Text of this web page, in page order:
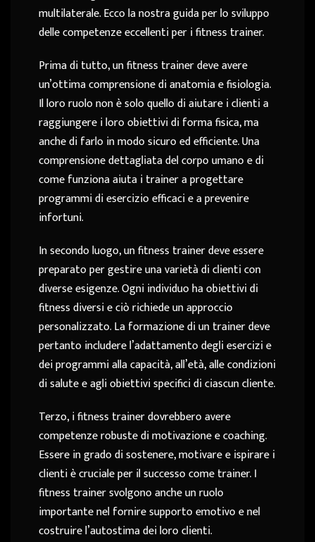
multilaterale. Ecco la nostra guida per lo sviluppo
delle competenze eccellenti per i fitness trainer.
Prima di tutto, un fitness trainer deve avere
un’ottima comprensione di anatomia e fisiologia.
Il loro ruolo non è solo quello di aiutare i clienti a
raggiungere i loro obiettivi di forma fisica, ma
anche di farlo in modo sicuro ed efficiente. Una
comprensione dettagliata del corpo umano e di
come funziona aiuta i trainer a progettare
programmi di esercizio efficaci e a prevenire
infortuni.
In secondo luogo, un fitness trainer deve essere
preparato per gestire una varietà di clienti con
diverse esigenze. Ogni individuo ha obiettivi di
fitness diversi e ciò richiede un approccio
personalizzato. La formazione di un trainer deve
pertanto includere l’adattamento degli esercizi e
dei programmi alla capacità, all’età, alle condizioni
di salute e agli obiettivi specifici di ciascun cliente.
Terzo, i fitness trainer dovrebbero avere
competenze robuste di motivazione e coaching.
Essere in grado di sostenere, motivare e ispirare i
clienti è cruciale per il successo come trainer. I
fitness trainer svolgono anche un ruolo
importante nel fornire supporto emotivo e nel
costruire l’autostima dei loro clienti.